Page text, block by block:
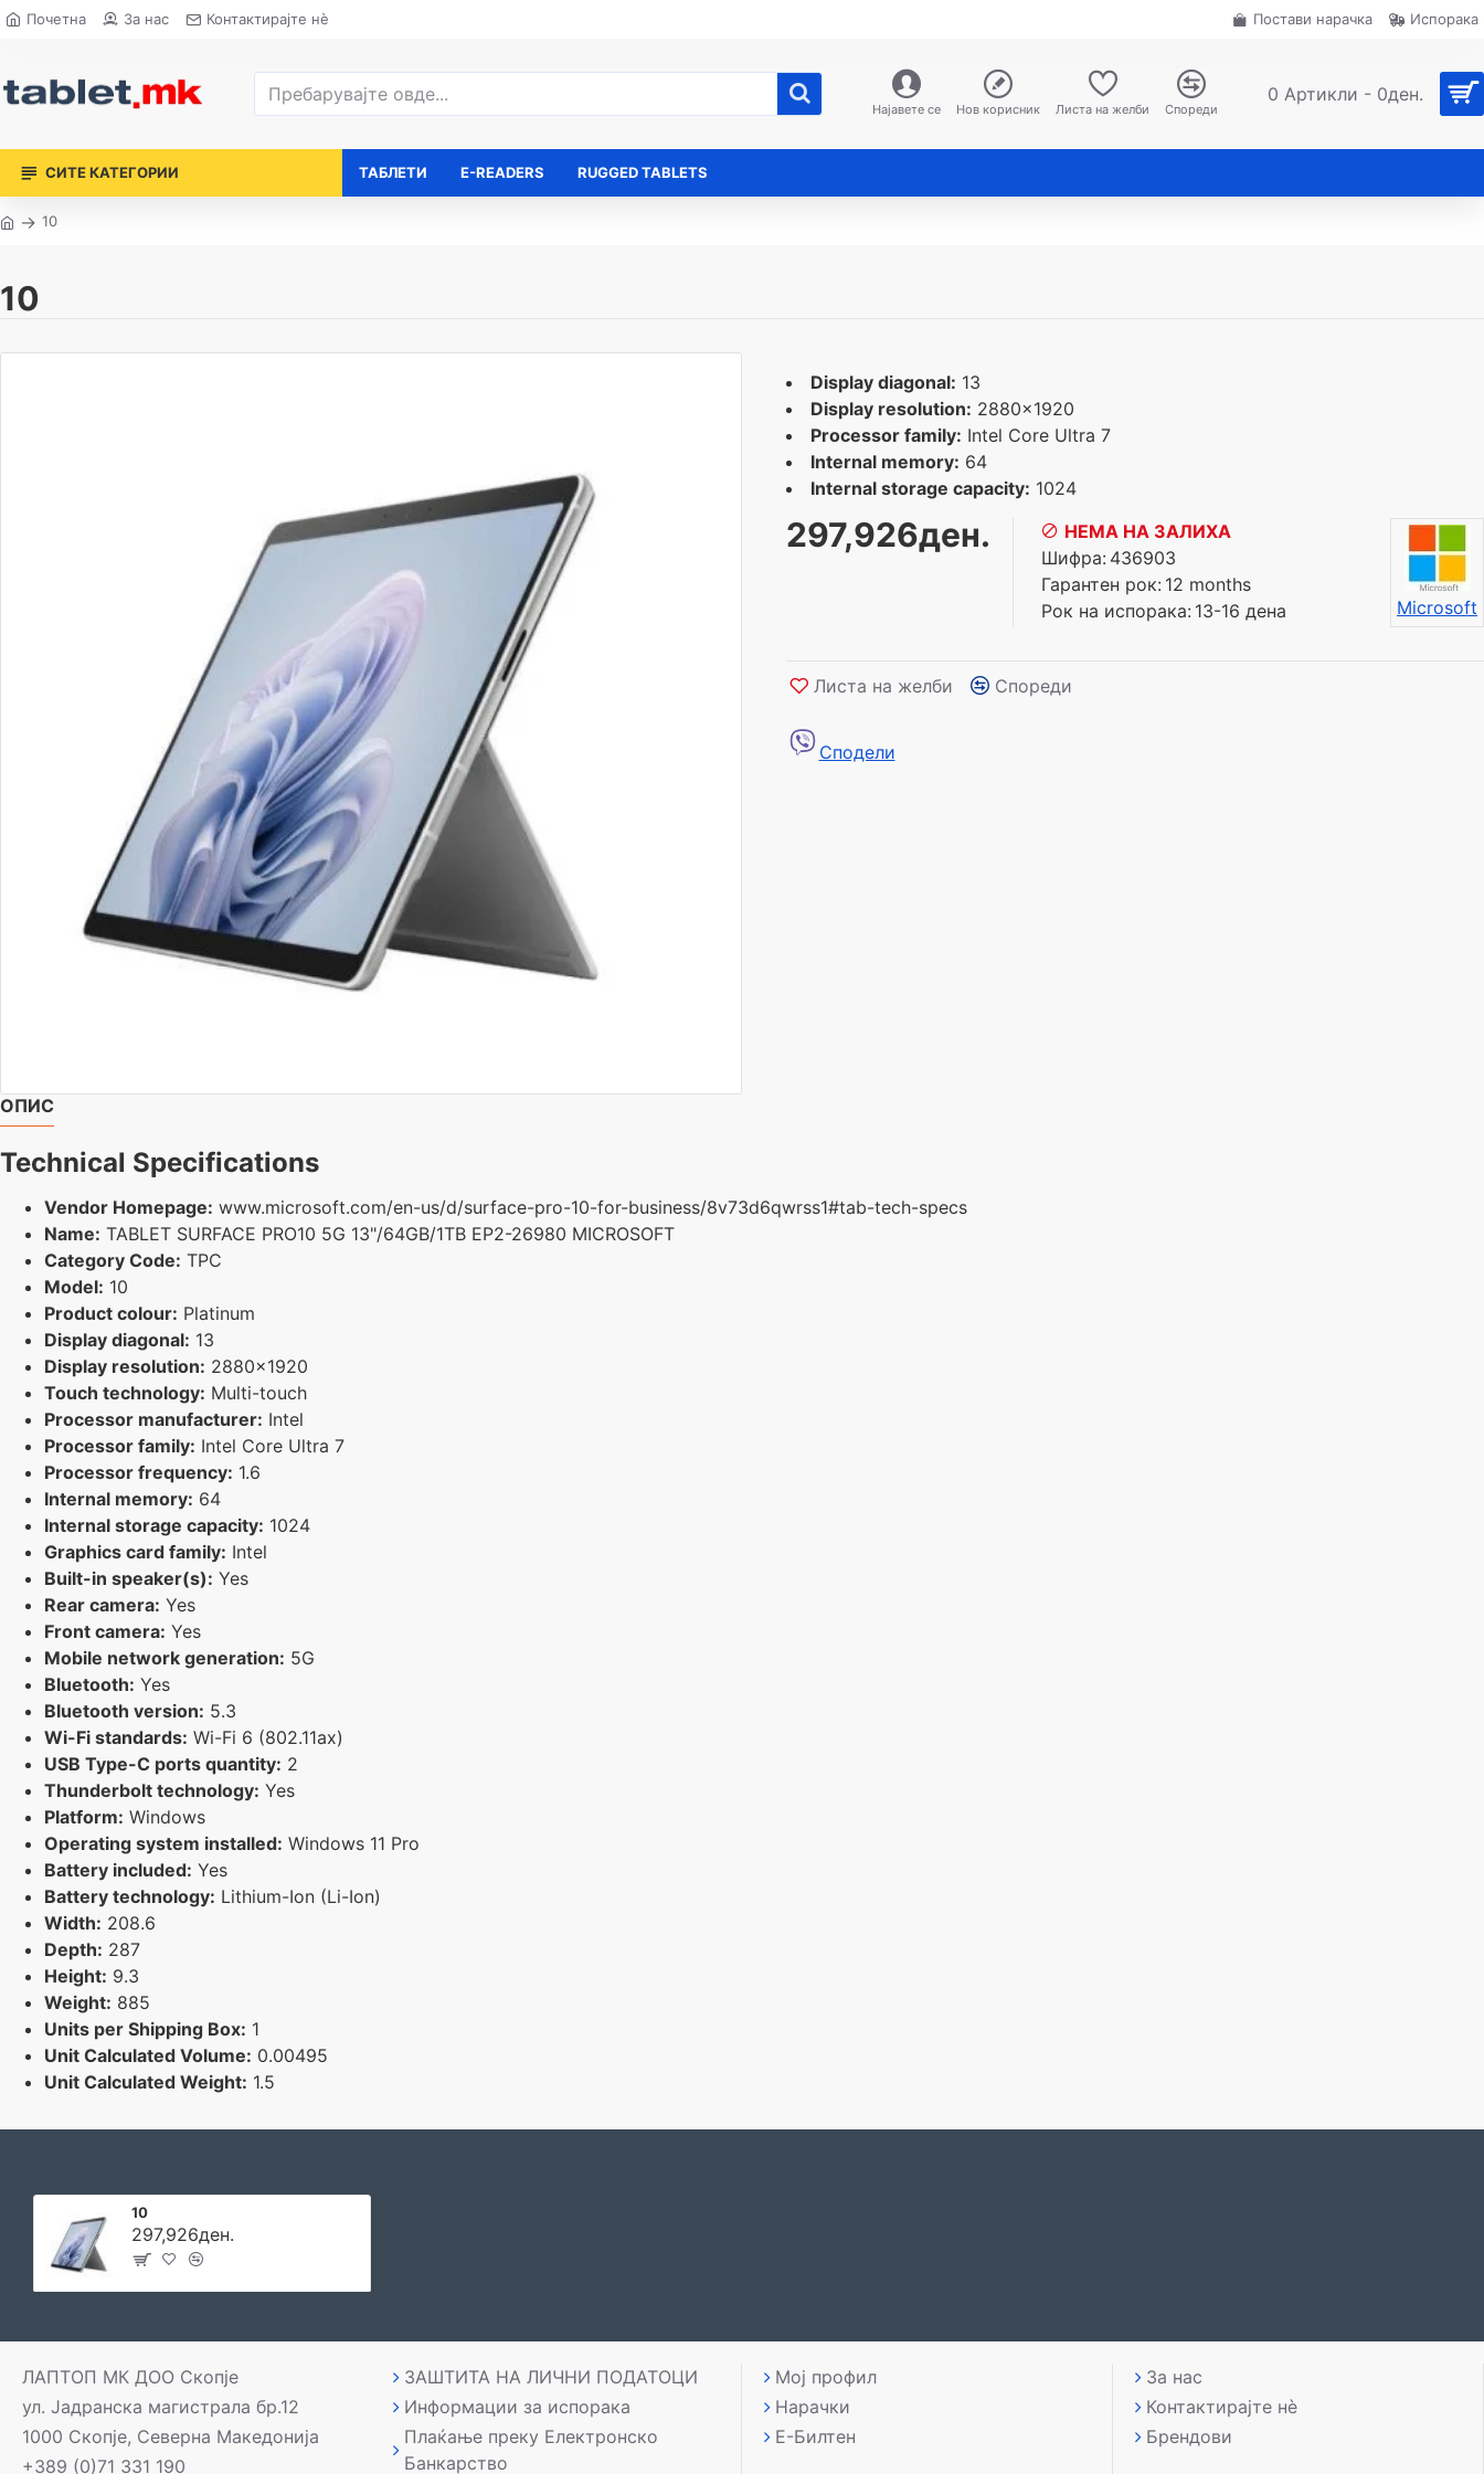
Почетна За нас Контактирајте нè Постави нарачка Испорака
Најавете се Нов корисник Листа на желби Спореди
0 Артикли - 0ден.
СИТЕ КАТЕГОРИИ ТАБЛЕТИ E-READERS RUGGED TABLETS
10
10
Display diagonal: 13
Display resolution: 2880x1920
Processor family: Intel Core Ultra 7
Internal memory: 64
Internal storage capacity: 1024
297,926ден.
НЕМА НА ЗАЛИХА
Шифра: 436903
Гарантен рок: 12 months
Рок на испорака: 13-16 дена Microsoft
Листа на желби Спореди
Сподели
ОПИС
Technical Specifications
Vendor Homepage: www.microsoft.com/en-us/d/surface-pro-10-for-business/8v73d6qwrss1#tab-tech-specs
Name: TABLET SURFACE PRO10 5G 13"/64GB/1TB EP2-26980 MICROSOFT
Category Code: TPC
Model: 10
Product colour: Platinum
Display diagonal: 13
Display resolution: 2880x1920
Touch technology: Multi-touch
Processor manufacturer: Intel
Processor family: Intel Core Ultra 7
Processor frequency: 1.6
Internal memory: 64
Internal storage capacity: 1024
Graphics card family: Intel
Built-in speaker(s): Yes
Rear camera: Yes
Front camera: Yes
Mobile network generation: 5G
Bluetooth: Yes
Bluetooth version: 5.3
Wi-Fi standards: Wi-Fi 6 (802.11ax)
USB Type-C ports quantity: 2
Thunderbolt technology: Yes
Platform: Windows
Operating system installed: Windows 11 Pro
Battery included: Yes
Battery technology: Lithium-Ion (Li-Ion)
Width: 208.6
Depth: 287
Height: 9.3
Weight: 885
Units per Shipping Box: 1
Unit Calculated Volume: 0.00495
Unit Calculated Weight: 1.5
10
297,926ден.
ЛАПТОП МК ДОО Скопје
ул. Јадранска магистрала бр.12
1000 Скопје, Северна Македонија
+389 (0)71 331 190
ЗАШТИТА НА ЛИЧНИ ПОДАТОЦИ
Информации за испорака
Плаќање преку Електронско
Банкарство
Мој профил
Нарачки
Е-Билтен
За нас
Контактирајте нè
Брендови